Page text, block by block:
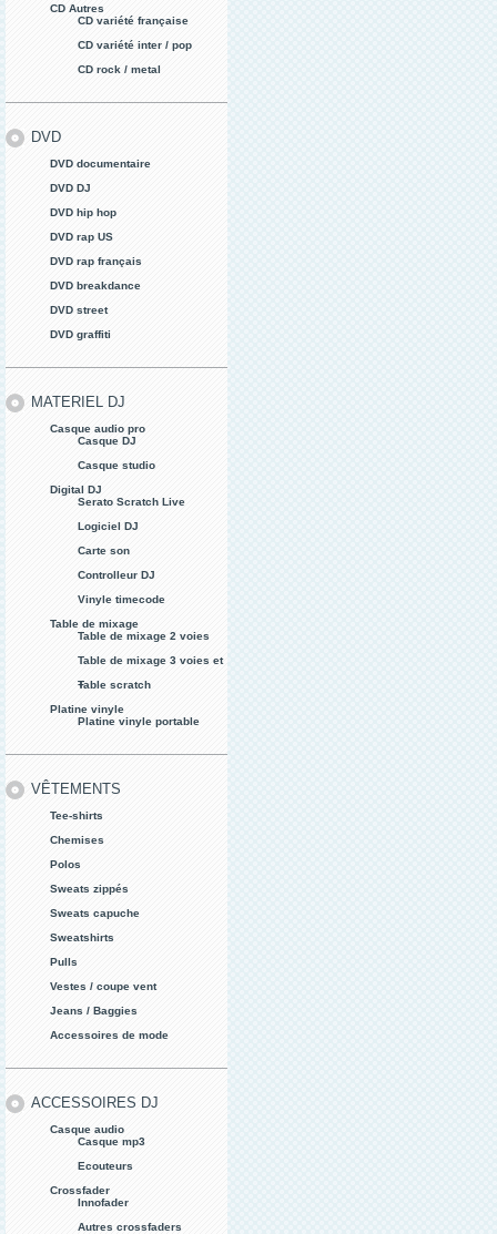
CD Autres
CD variété française
CD variété inter / pop
CD rock / metal
DVD
DVD documentaire
DVD DJ
DVD hip hop
DVD rap US
DVD rap français
DVD breakdance
DVD street
DVD graffiti
MATERIEL DJ
Casque audio pro
Casque DJ
Casque studio
Digital DJ
Serato Scratch Live
Logiciel DJ
Carte son
Controlleur DJ
Vinyle timecode
Table de mixage
Table de mixage 2 voies
Table de mixage 3 voies et
+
Table scratch
Platine vinyle
Platine vinyle portable
VÊTEMENTS
Tee-shirts
Chemises
Polos
Sweats zippés
Sweats capuche
Sweatshirts
Pulls
Vestes / coupe vent
Jeans / Baggies
Accessoires de mode
ACCESSOIRES DJ
Casque audio
Casque mp3
Ecouteurs
Crossfader
Innofader
Autres crossfaders